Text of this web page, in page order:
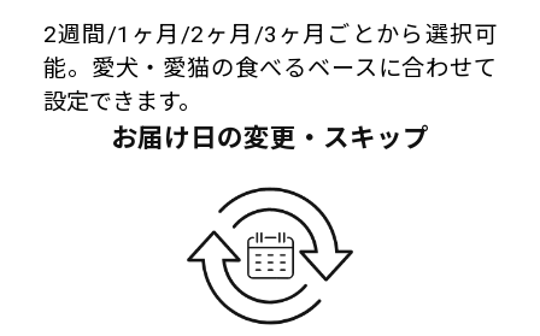
2週間/1ヶ月/2ヶ月/3ヶ月ごとから選択可
能。愛犬・愛猫の食べるベースに合わせて
設定できます。
お届け日の変更・スキップ